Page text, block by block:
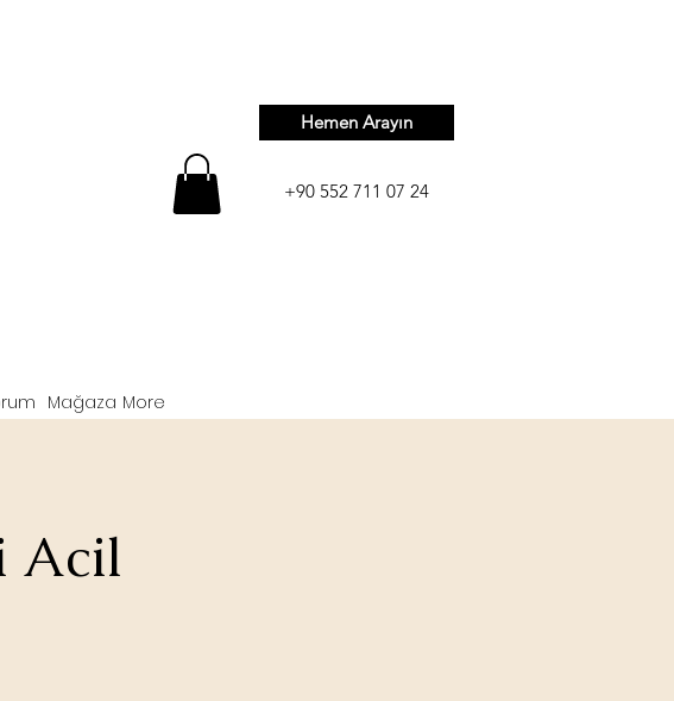
Mağaza More
Hemen Arayın
+90 552 711 07 24
Acil